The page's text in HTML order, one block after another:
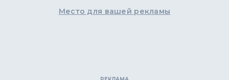
Место для вашей рекламы